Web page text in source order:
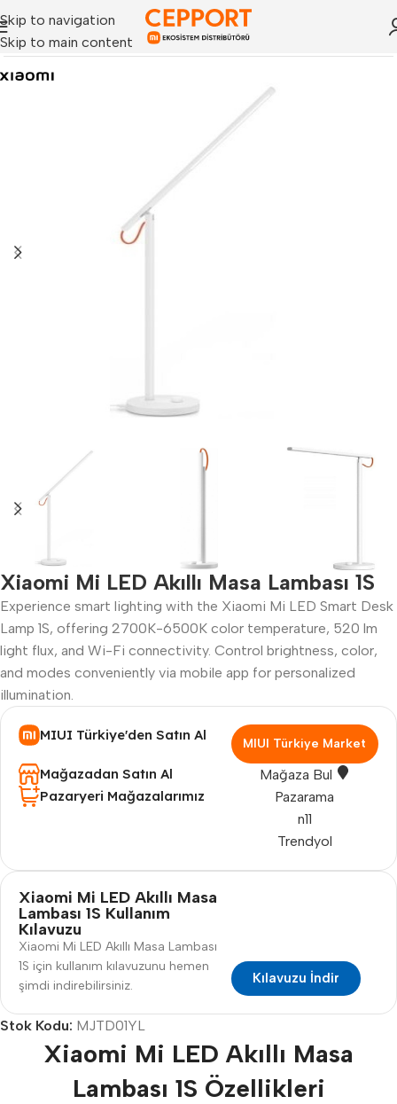
Skip to navigation
Skip to main content
Xiaomi Mi LED Akıllı Masa Lambası 1S
Experience smart lighting with the Xiaomi Mi LED Smart Desk
Lamp 1S, offering 2700K-6500K color temperature, 520 lm
light flux, and Wi-Fi connectivity. Control brightness, color,
and modes conveniently via mobile app for personalized
illumination.
MIUI Türkiye'den Satın Al
MIUI Türkiye Market
Mağazadan Satın Al
Mağaza Bul
Pazaryeri Mağazalarımız
Trendyol
n11
Pazarama
Xiaomi Mi LED Akıllı Masa
Lambası 1S Kullanım
Kılavuzu
Xiaomi Mi LED Akıllı Masa Lambası
1S için kullanım kılavuzunu hemen
şimdi indirebilirsiniz.
Kılavuzu İndir
Stok Kodu: MJTD01YL
Xiaomi Mi LED Akıllı Masa
Lambası 1S Özellikleri